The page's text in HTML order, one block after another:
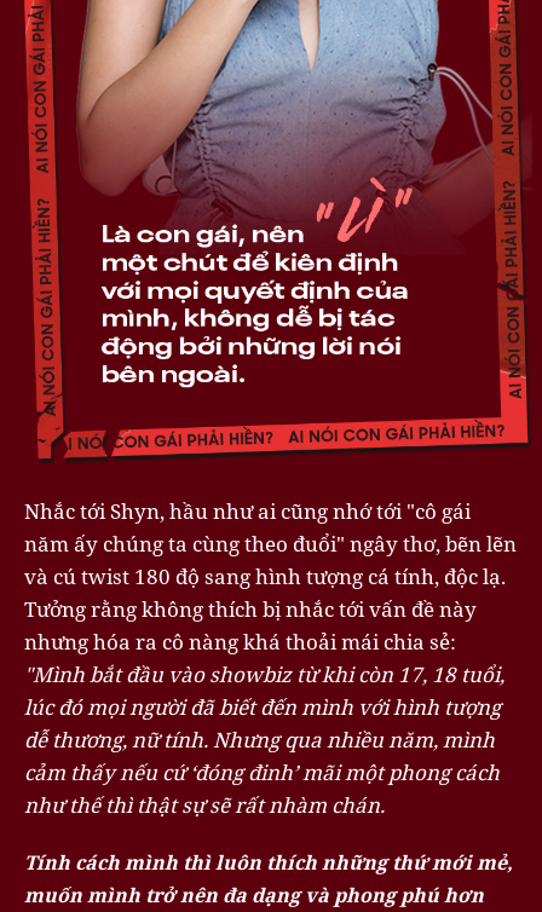
Nhắc tới Shyn, hầu như ai cũng nhớ tới "cô gái
năm ấy chúng ta cùng theo đuổi" ngây thơ, bẽn lẽn
và cú twist 180 độ sang hình tượng cá tính, độc lạ.
Tưởng rằng không thích bị nhắc tới vấn đề này
nhưng hóa ra cô nàng khá thoải mái chia sẻ:
"Mình bắt đầu vào showbiz từ khi còn 17, 18 tuổi,
lúc đó mọi người đã biết đến mình với hình tượng
dễ thương, nữ tính. Nhưng qua nhiều năm, mình
cảm thấy nếu cứ ‘đóng đinh’ mãi một phong cách
như thế thì thật sự sẽ rất nhàm chán.
Tính cách mình thì luôn thích những thứ mới mẻ,
muốn mình trở nên đa dạng và phong phú hơn